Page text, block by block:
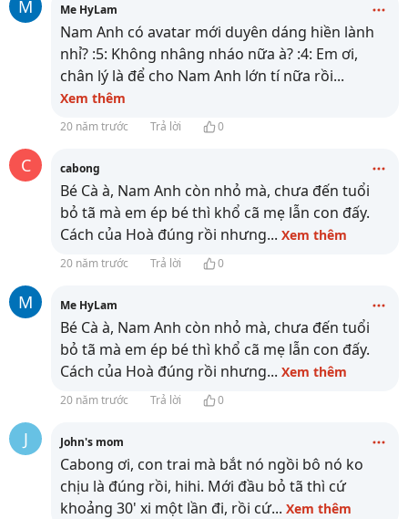
M Me HyLam
Nam Anh có avatar mới duyên dáng hiền lành
nhỉ? :5: Không nhâng nháo nữa à? :4: Em ơi,
chân lý là để cho Nam Anh lớn tí nữa rồi...
Xem thêm
20 năm trước Trả lời 0
C cabong
Bé Cà à, Nam Anh còn nhỏ mà, chưa đến tuổi
bỏ tã mà em ép bé thì khổ cã mẹ lẫn con đấy.
Cách của Hoà đúng rồi nhưng... Xem thêm
20 năm trước Trả lời 0
M Me HyLam
Bé Cà à, Nam Anh còn nhỏ mà, chưa đến tuổi
bỏ tã mà em ép bé thì khổ cã mẹ lẫn con đấy.
Cách của Hoà đúng rồi nhưng... Xem thêm
20 năm trước Trả lời 0
J John's mom
Cabong ơi, con trai mà bắt nó ngồi bô nó ko
chịu là đúng rồi, hihi. Mới đầu bỏ tã thì cứ
khoảng 30' xi một lần đi, rồi cứ... Xem thêm